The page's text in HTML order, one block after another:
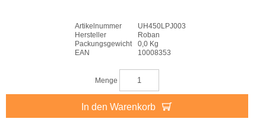
Artikelnummer
UH450LPJ003
Hersteller
Roban
Packungsgewicht
0,0 Kg
EAN
10008353
Menge
In den Warenkorb